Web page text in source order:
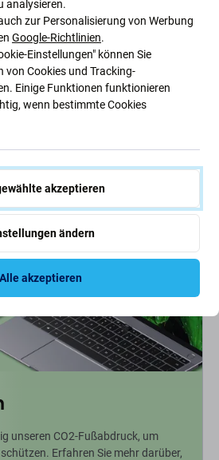
unseren CO2-Fußabdruck, um
Erfahren Sie mehr darüber,
analysieren.
zur Personalisierung von Werbung
Google-Richtlinien.
Einstellungen" können Sie
von Cookies und Tracking-
Einige Funktionen funktionieren
wenn bestimmte Cookies
akzeptieren
ändern
Alle akzeptieren